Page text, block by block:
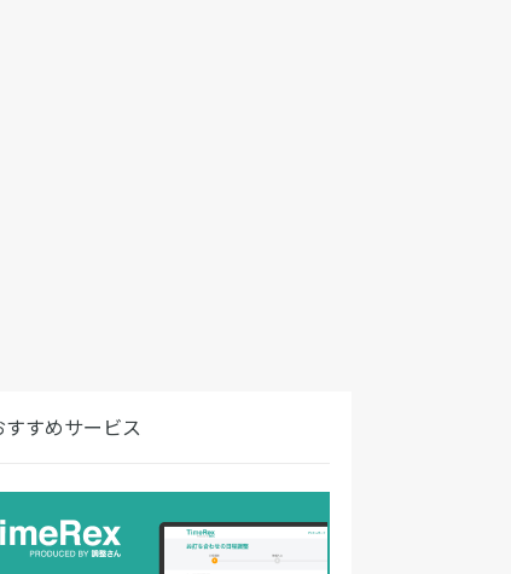
すすめサービス